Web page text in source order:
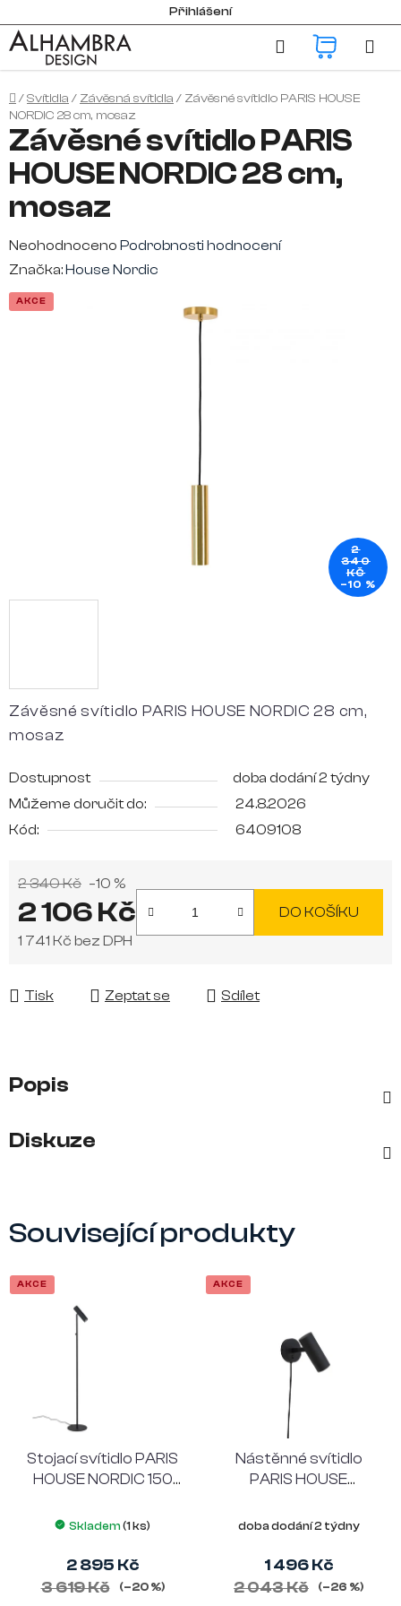
na
obsah
Přihlášení
Hledat
Domů
/Svítidla / Závěsná svítidla / Závěsné svítidlo PARIS HOUSE
NORDIC 28 cm, mosaz
Závěsné svítidlo PARIS HOUSE NORDIC 28 cm,
mosaz
Dostupnost
doba dodání 2 týdny
Můžeme doručit do:
24.8.2026
Kód:
6409108
2 340 Kč –10 %
2 106 Kč
1 741 Kč bez DPH
DO KOŠÍKU
Tisk Zeptat se Sdílet
Závěsné svítidlo PARIS
HOUSE NORDIC 28 cm,
mosaz
Průměrné
hodnocení
produktu
Neohodnoceno Podrobnosti hodnocení
Značka:House Nordic
AKCE
2
340
KČ
–10 %
Popis
Diskuze
Související produkty
AKCE
Stojací svítidlo PARIS
HOUSE NORDIC 150
Skladem (1 ks)
2 895 Kč
3 619 Kč
(–20 %)
AKCE
Nástěnné svítidlo
PARIS HOUSE
doba dodání 2 týdny
1 496 Kč
2 043 Kč
(–26 %)